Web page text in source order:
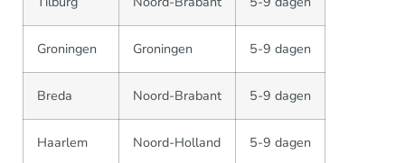
Groningen Groningen 5-9 dagen
Breda Noord-Brabant 5-9 dagen
Haarlem Noord-Holland 5-9 dagen